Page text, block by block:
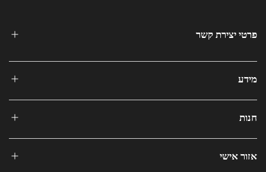
פרטי יצירת קשר
מידע
חנות
אזור אישי